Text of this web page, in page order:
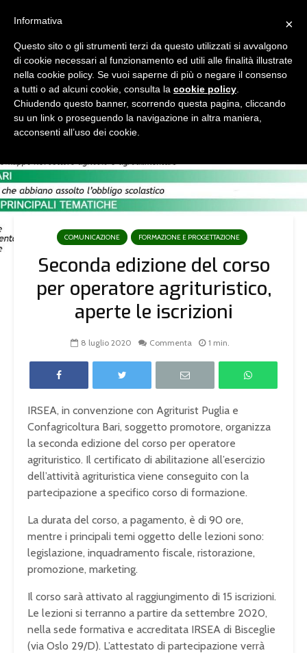
COMUNICAZIONE FORMAZIONE E PROGETTAZIONE
Seconda edizione del corso
per operatore agrituristico,
aperte le iscrizioni
8 luglio 2020 Commenta 1 min.
IRSEA, in convenzione con Agriturist Puglia e
Confagricoltura Bari, soggetto promotore, organizza
la seconda edizione del corso per operatore
agrituristico. Il certificato di abilitazione all’esercizio
dell’attività agrituristica viene conseguito con la
partecipazione a specifico corso di formazione.
La durata del corso, a pagamento, è di 90 ore,
mentre i principali temi oggetto delle lezioni sono:
legislazione, inquadramento fiscale, ristorazione,
promozione, marketing.
Il corso sarà attivato al raggiungimento di 15 iscrizioni.
Le lezioni si terranno a partire da settembre 2020,
nella sede formativa e accreditata IRSEA di Bisceglie
(via Oslo 29/D). L’attestato di partecipazione verrà
×
Informativa
Questo sito o gli strumenti terzi da questo utilizzati si avvalgono
di cookie necessari al funzionamento ed utili alle finalità illustrate
nella cookie policy. Se vuoi saperne di più o negare il consenso
a tutti o ad alcuni cookie, consulta la cookie policy
Chiudendo questo banner, scorrendo questa pagina, cliccando
su un link o proseguendo la navigazione in altra maniera,
acconsenti all’uso dei cookie.